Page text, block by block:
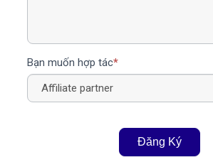
Bạn muốn hợp tác*
Đăng Ký